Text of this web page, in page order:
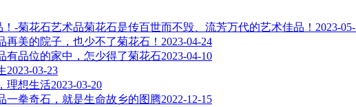
菊花石是传百世而不毁、流芳万代的艺术佳品！ 2023-
再美的院子，也少不了菊花石！ 2023-04-24
有品位的家中，怎少得了菊花石2023-04-10
2023-03-23
理想生活2023-03-20
一拳奇石，就是生命故乡的图腾2022-12-15